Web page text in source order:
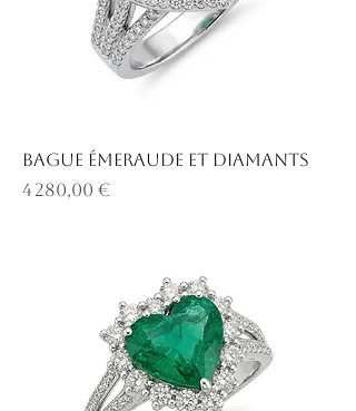
Bague émeraude et diamants
Prix
4 280,00 €